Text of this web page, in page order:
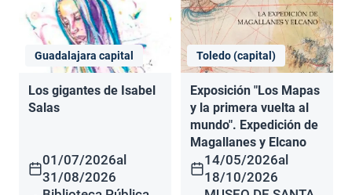
Guadalajara capital
Los gigantes de Isabel
Salas
01/07/2026al
31/08/2026
Toledo (capital)
Exposición "Los Mapas
y la primera vuelta al
mundo". Expedición de
Magallanes y Elcano
14/05/2026al
18/10/2026